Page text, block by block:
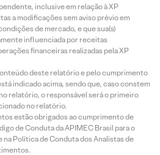
inclusive em relação à XP
a modificações sem aviso prévio em
de mercado, e que sua(s)
influenciada por receitas
financeiras realizadas pela XP
deste relatório e pelo cumprimento
indicado acima, sendo que, caso constem
relatório, o responsável será o primeiro
no relatório.
estão obrigados ao cumprimento de
de Conduta da APIMEC Brasil para o
na Política de Conduta dos Analistas de